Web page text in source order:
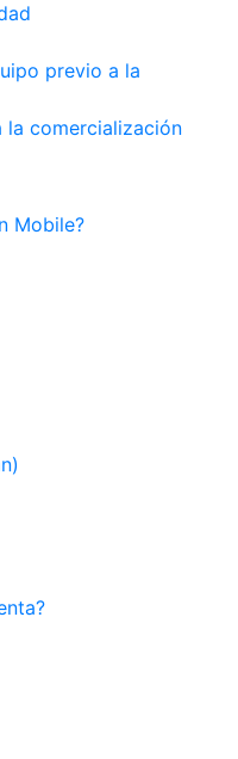
previo a la
la comercialización
Mobile?